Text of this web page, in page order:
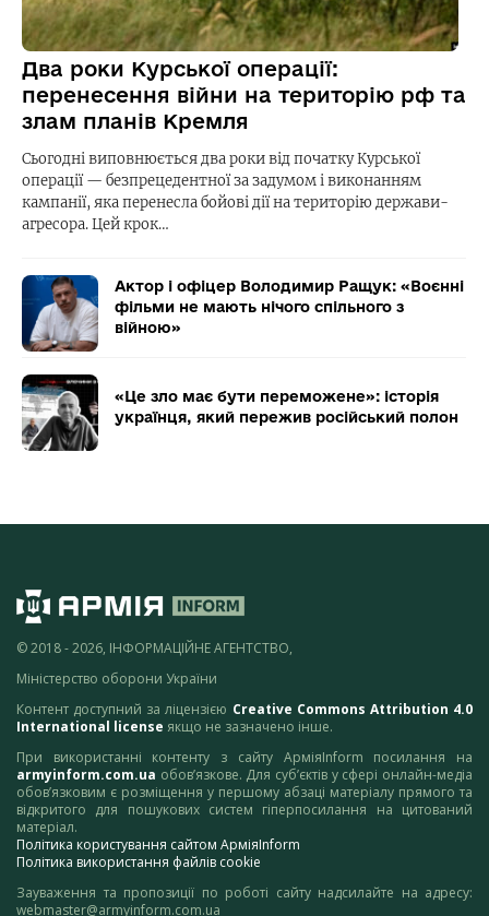
Два роки Курської операції:
перенесення війни на територію рф та
злам планів Кремля
Сьогодні виповнюється два роки від початку Курської
операції — безпрецедентної за задумом і виконанням
кампанії, яка перенесла бойові дії на територію держави-
агресора. Цей крок…
Актор і офіцер Володимир Ращук: «Воєнні
фільми не мають нічого спільного з
війною»
«Це зло має бути переможене»: історія
українця, який пережив російський полон
© 2018 - 2026, ІНФОРМАЦІЙНЕ АГЕНТСТВО,
Міністерство оборони України
Контент доступний за ліцензією Creative Commons Attribution 4.0
International license якщо не зазначено інше.
При використанні контенту з сайту АрміяInform посилання на
armyinform.com.ua обов’язкове. Для суб’єктів у сфері онлайн-медіа
обов’язковим є розміщення у першому абзаці матеріалу прямого та
відкритого для пошукових систем гіперпосилання на цитований
матеріал.
Політика користування сайтом АрміяInform
Політика використання файлів cookie
Зауваження та пропозиції по роботі сайту надсилайте на адресу:
webmaster@armyinform.com.ua